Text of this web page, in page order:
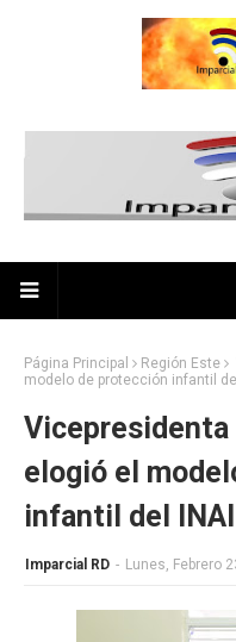
Página Principal Región Este
modelo de protección infantil
Vicepresidenta
elogió el
infantil del
Imparcial RD - Lunes, Febrero